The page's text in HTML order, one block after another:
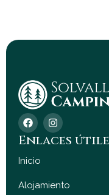
F
a
c
e
b
o
k
I
n
s
t
a
Enlaces
Inicio
Alojamiento